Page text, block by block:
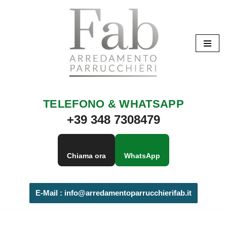
TELEFONO & WHATSAPP
+39 348 7308479
Chiama ora WhatsApp
E-Mail : info@arredamentoparrucchierifab.it